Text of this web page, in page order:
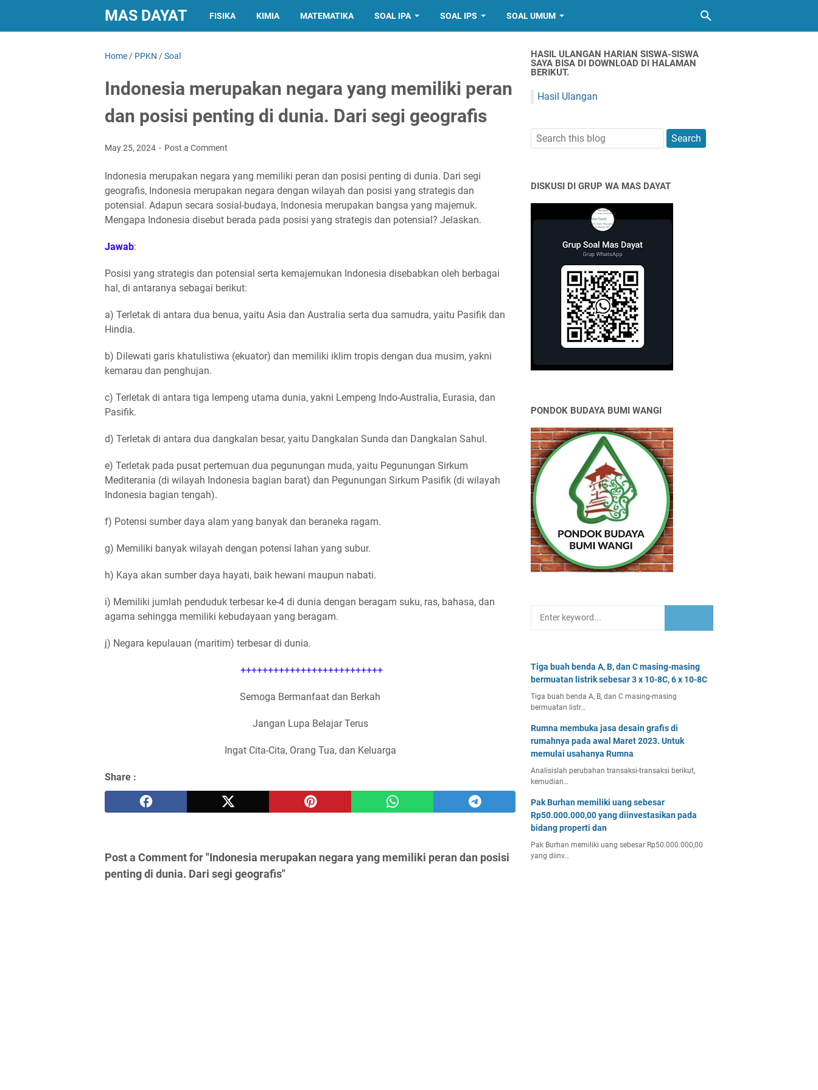
MAS DAYAT FISIKA KIMIA MATEMATIKA SOAL IPA SOAL IPS SOAL UMUM
Home / PPKN /Soal
Indonesia merupakan negara yang memiliki peran
dan posisi penting di dunia. Dari segi geografis
May 25, 2024 Post a Comment
Indonesia merupakan negara yang memiliki peran dan posisi penting di dunia. Dari segi
geografis, Indonesia merupakan negara dengan wilayah dan posisi yang strategis dan
potensial. Adapun secara sosial-budaya, Indonesia merupakan bangsa yang majemuk.
Mengapa Indonesia disebut berada pada posisi yang strategis dan potensial? Jelaskan.
Jawab:
Posisi yang strategis dan potensial serta kemajemukan Indonesia disebabkan oleh berbagai
hal, di antaranya sebagai berikut:
a) Terletak di antara dua benua, yaitu Asia dan Australia serta dua samudra, yaitu Pasifik dan
Hindia.
b) Dilewati garis khatulistiwa (ekuator) dan memiliki iklim tropis dengan dua musim, yakni
kemarau dan penghujan.
c) Terletak di antara tiga lempeng utama dunia, yakni Lempeng Indo-Australia, Eurasia, dan
Pasifik.
d) Terletak di antara dua dangkalan besar, yaitu Dangkalan Sunda dan Dangkalan Sahul.
e) Terletak pada pusat pertemuan dua pegunungan muda, yaitu Pegunungan Sirkum
Mediterania (di wilayah Indonesia bagian barat) dan Pegunungan Sirkum Pasifik (di wilayah
Indonesia bagian tengah).
f) Potensi sumber daya alam yang banyak dan beraneka ragam.
g) Memiliki banyak wilayah dengan potensi lahan yang subur.
h) Kaya akan sumber daya hayati, baik hewani maupun nabati.
i) Memiliki jumlah penduduk terbesar ke-4 di dunia dengan beragam suku, ras, bahasa, dan
agama sehingga memiliki kebudayaan yang beragam.
j) Negara kepulauan (maritim) terbesar di dunia.
++++++++++++++++++++++++++
Semoga Bermanfaat dan Berkah
Jangan Lupa Belajar Terus
Ingat Cita-Cita, Orang Tua, dan Keluarga
Share :
Post a Comment for "Indonesia merupakan negara yang memiliki peran dan posisi
penting di dunia. Dari segi geografis"
HASIL ULANGAN HARIAN SISWA-SISWA
SAYA BISA DI DOWNLOAD DI HALAMAN
BERIKUT.
Hasil Ulangan
DISKUSI DI GRUP WA MAS DAYAT
PONDOK BUDAYA BUMI WANGI
Tiga buah benda A, B, dan C masing-masing
bermuatan listrik sebesar 3 x 10-8C, 6 x 10-8C
Tiga buah benda A, B, dan C masing-masing
bermuatan listr…
Rumna membuka jasa desain grafis di
rumahnya pada awal Maret 2023. Untuk
memulai usahanya Rumna
Analisislah perubahan transaksi-transaksi berikut,
kemudian…
Pak Burhan memiliki uang sebesar
Rp50.000.000,00 yang diinvestasikan pada
bidang properti dan
Pak Burhan memiliki uang sebesar Rp50.000.000,00
yang diinv…